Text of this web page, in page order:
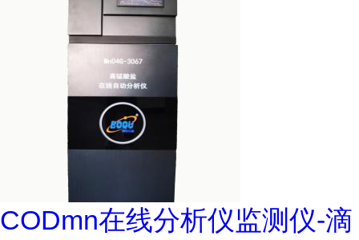
CODmn在线分析仪监测仪-滴